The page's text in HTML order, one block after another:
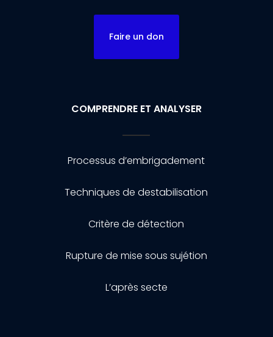
Faire un don
COMPRENDRE ET ANALYSER
Processus d’embrigadement
Techniques de destabilisation
Critère de détection
Rupture de mise sous sujétion
L’après secte